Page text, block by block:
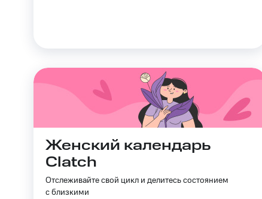
Женский календарь
Clatch
Отслеживайте свой цикл и делитесь состоянием
с близкими